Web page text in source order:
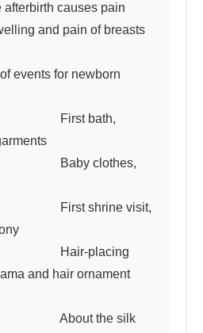
afterbirth causes pain
and pain of breasts
events for newborn
bath,
visit,
and hair ornament
the silk